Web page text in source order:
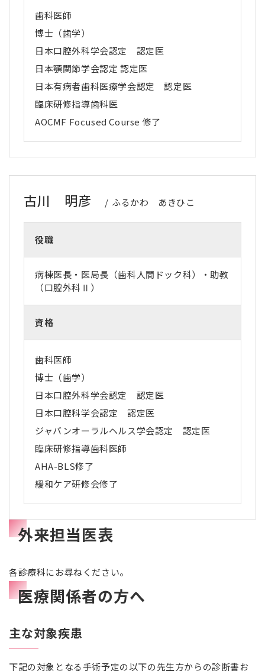
歯科医師
博士（歯学）
日本口腔外科学会認定 認定医
日本顎関節学会認定 認定医
日本有病者歯科医療学会認定 認定医
臨床研修指導歯科医
AOCMF Focused Course 修了
古川 明彦 ふるかわ あきひこ
役職
病棟医長・医局長（歯科人間ドック科）・助教
（口腔外科Ⅱ）
資格
歯科医師
博士（歯学）
日本口腔外科学会認定 認定医
日本口腔科学会認定 認定医
ジャバンオーラルヘルス学会認定 認定医
臨床研修指導歯科医師
AHA-BLS修了
緩和ケア研修会修了
外来担当医表
各診療科にお尋ねください。
医療関係者の方へ
主な対象疾患
下記の対象となる手術予定の以下の先生方からの診断書お